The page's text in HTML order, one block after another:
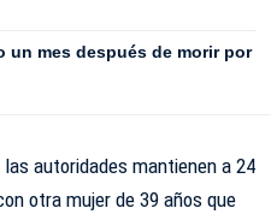
un mes después de morir por
autoridades mantienen a 24
otra mujer de 39 años que